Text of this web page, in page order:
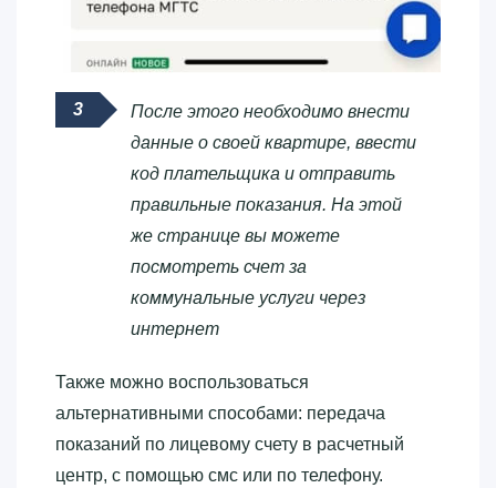
После этого необходимо внести
данные о своей квартире, ввести
код плательщика и отправить
правильные показания. На этой
же странице вы можете
посмотреть счет за
коммунальные услуги через
интернет
Также можно воспользоваться
альтернативными способами: передача
показаний по лицевому счету в расчетный
центр, с помощью смс или по телефону.